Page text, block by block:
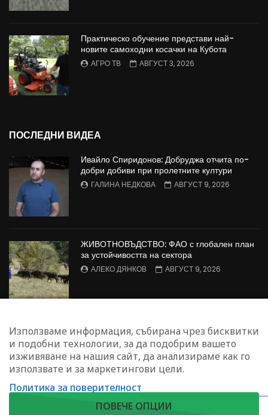
Практическо обучение представи най-
новите самоходни косачки на Кубота
АГРО ТВ АВГУСТ 3, 2026
ПОСЛЕДНИ ВИДЕА
Ивайло Спиридонов: Добруджа отчита по-
добри добиви при пролетните култури
ГАЛИНА НЕДКОВА АВГУСТ 9, 2026
ЖИВОТНОВЪДСТВО: ФАО с глобален план
за устойчивостта на сектора
АЛЕКО ДЯНКОВ АВГУСТ 9, 2026
Георги Андонов: Тежката администрация
затруднява работата на животновъдите
ИНЕС ЗЛАТАНОВА - ЙОНОВА
АВГУСТ 8, 2026
Използваме информация, събирана чрез бисквитки
и подобни технологии, за да подобрим вашето
изживяване на нашия сайт, да анализираме как го
използвате и за маркетингови цели.
Политика за поверителност
ПОВЕЧЕ ОПЦИИ
ЗАПИШЕТЕ СЕ ЗА НАШИЯ БЮЛЕТИН